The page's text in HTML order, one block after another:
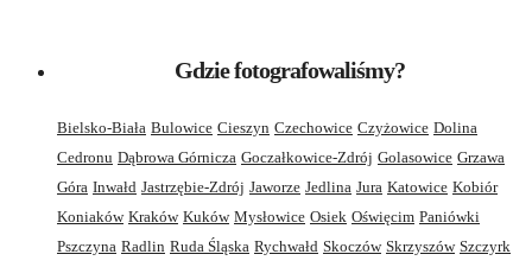
Gdzie fotografowaliśmy?
Bielsko-Biała Bulowice Cieszyn Czechowice Czyżowice Dolina
Cedronu Dąbrowa Górnicza Goczałkowice-Zdrój Golasowice Grzawa
Góra Inwałd Jastrzębie-Zdrój Jaworze Jedlina Jura Katowice Kobiór
Koniaków Kraków Kuków Mysłowice Osiek Oświęcim Paniówki
Pszczyna Radlin Ruda Śląska Rychwałd Skoczów Skrzyszów Szczyrk